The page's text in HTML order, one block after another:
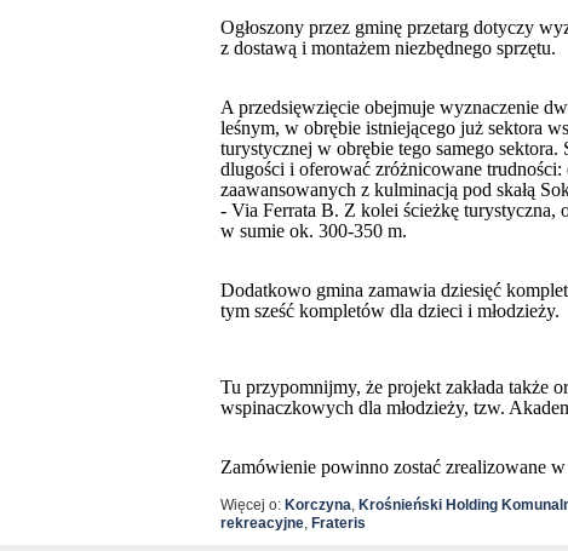
Ogłoszony przez gminę przetarg dotyczy
z dostawą i montażem niezbędnego sprzętu.
A przedsięwzięcie obejmuje wyznaczenie
leśnym, w obrębie istniejącego już sektora
turystycznej w obrębie tego samego
dlugości i oferować zróżnicowane
zaawansowanych z kulminacją pod skałą
- Via Ferrata B. Z kolei ścieżkę turystyczna,
w sumie ok. 300-350 m.
Dodatkowo gmina zamawia dziesięć
tym sześć kompletów dla dzieci i młodzieży.
Tu przypomnijmy, że projekt zakłada także
wspinaczkowych dla młodzieży, tzw.
Zamówienie powinno zostać zrealizowane
Więcej o: Korczyna, Krośnieński Holding
rekreacyjne, Frateris